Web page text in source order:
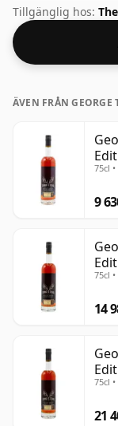
mer än
storlek på 75cl.
Tillgänglig hos:
ÄVEN FRÅN GEORGE
75cl
9
75cl
14
75cl
21